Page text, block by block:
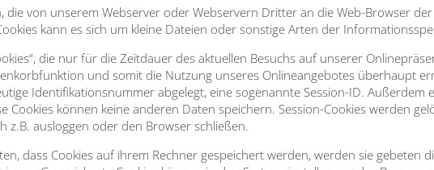
die von unse­rem Web­ser­ver oder Web­ser­vern Drit­ter an die Web-Brow­ser
kann es sich um klei­ne Datei­en oder sons­ti­ge Arten der
die nur für die Zeit­dau­er des aktu­el­len Besuchs auf unse­rer
und somit die Nut­zung unse­res Online­an­ge­bo­tes über­haupt
Iden­ti­fi­ka­ti­ons­num­mer abge­legt, eine soge­nann­te Ses­si­on-ID.
Coo­kies kön­nen kei­ne ande­ren Daten spei­chern. Ses­si­on-Coo­kies wer­den
z.B. aus­log­gen oder den Brow­ser schlie­ßen.
dass Coo­kies auf ihrem Rech­ner gespei­chert wer­den, wer­den sie gebe­ten